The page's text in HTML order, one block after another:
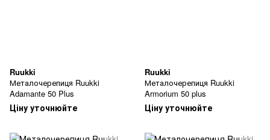
Ruukki
Металочерепиця Ruukki
Adamante 50 Plus
Ціну уточнюйте
Ruukki
Металочерепиця Ruukki
Armorium 50 plus
Ціну уточнюйте